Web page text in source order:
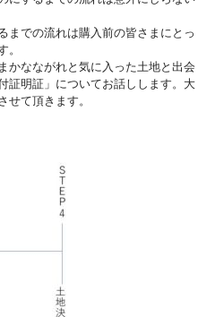
までの流れは購入前の皆さまにとっ
。
かなながれと気に入った土地と出会
証明証」についてお話しします。 大
せて頂きます。